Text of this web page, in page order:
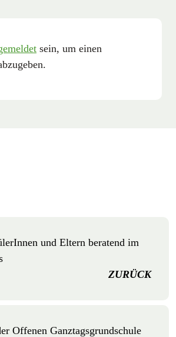
sein, um einen
und Eltern beratend im
ZURÜCK
Offenen Ganztagsgrundschule